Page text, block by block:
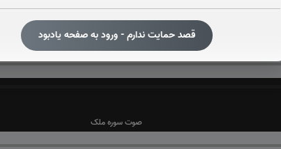
قصد حمایت ندارم - ورود به صفحه یادبود
صوت سوره واقعه
صوت سوره ملک